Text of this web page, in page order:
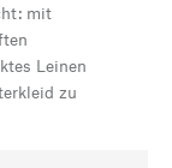
mit
Leinen
zu